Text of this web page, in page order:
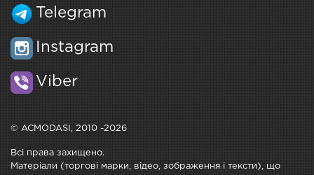
Telegram
Instagram
Viber
© ACMODASI, 2010 -2026
Всі права захищено.
Матеріали (торгові марки, відео, зображення і тексти), що